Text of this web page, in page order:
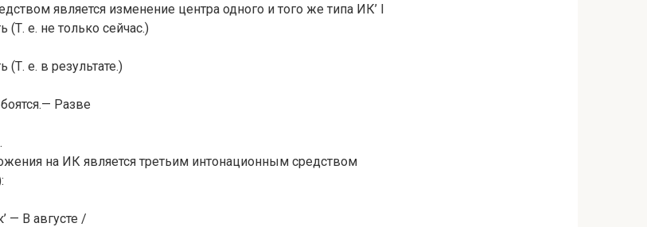
является изменение центра одного и того же типа ИК’ I
(Т. е. не только сейчас.)
(Т. е. в результате.)
Разве
на ИК является третьим интонационным средством
— В августе /